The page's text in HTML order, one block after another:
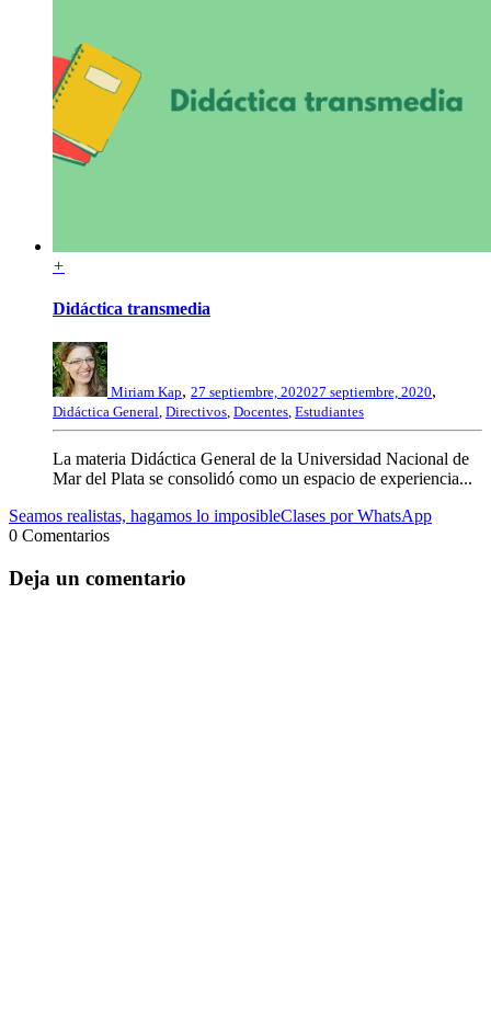
+
Didáctica transmedia
Miriam Kap, 27 septiembre, 202027 septiembre, 2020,
Didáctica General, Directivos, Docentes, Estudiantes
La materia Didáctica General de la Universidad Nacional de
Mar del Plata se consolidó como un espacio de experiencia...
Seamos realistas, hagamos lo imposibleClases por WhatsApp
0 Comentarios
Deja un comentario